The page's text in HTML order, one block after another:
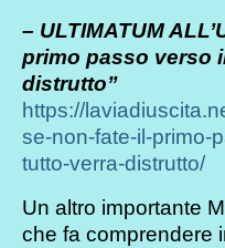
– ULTIMATUM
primo passo verso
distrutto”
https://
se-non-fate-il-primo-
tutto-verra-distrutto/
Un altro importante
che fa comprendere